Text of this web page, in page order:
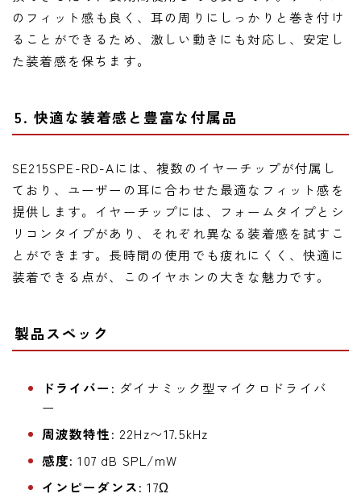
のフィット感も良く、耳の周りにしっかりと巻き付け
ることができるため、激しい動きにも対応し、安定し
た装着感を保ちます。
5. 快適な装着感と豊富な付属品
SE215SPE-RD-Aには、複数のイヤーチップが付属し
ており、ユーザーの耳に合わせた最適なフィット感を
提供します。イヤーチップには、フォームタイプとシ
リコンタイプがあり、それぞれ異なる装着感を試すこ
とができます。長時間の使用でも疲れにくく、快適に
装着できる点が、このイヤホンの大きな魅力です。
製品スペック
ドライバー: ダイナミック型マイクロドライバ
ー
周波数特性: 22Hz〜17.5kHz
感度: 107 dB SPL/mW
インピーダンス: 17Ω